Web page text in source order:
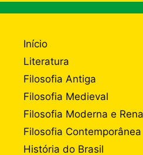
Início
Literatura
Filosofia Antiga
Filosofia Medieval
Filosofia Moderna e
Filosofia Contemporânea
História do Brasil